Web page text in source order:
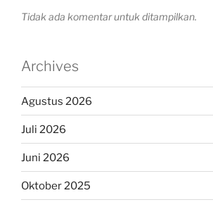
Tidak ada komentar untuk ditampilkan.
Archives
Agustus 2026
Juli 2026
Juni 2026
Oktober 2025